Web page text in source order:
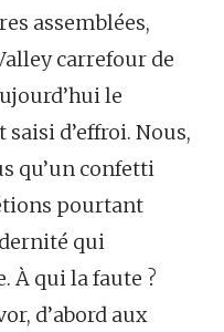
assemblées,
carrefour de
le
d’effroi. Nous,
qu’un confetti
pourtant
qui
À qui la faute ?
d’abord aux